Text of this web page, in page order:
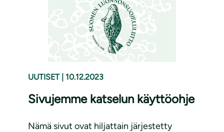
UUTISET 10.12.2023
Sivujemme katselun käyttöohje
Nämä sivut ovat hiljattain järjestetty